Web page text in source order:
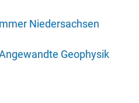
Niedersachsen
Geophysik